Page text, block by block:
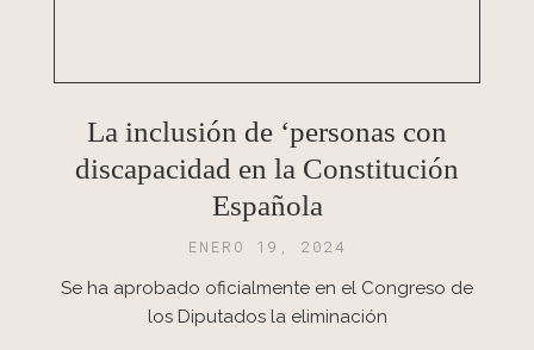
La inclusión de ‘personas con
discapacidad en la Constitución
Española
ENERO 19, 2024
Se ha aprobado oficialmente en el Congreso de
los Diputados la eliminación